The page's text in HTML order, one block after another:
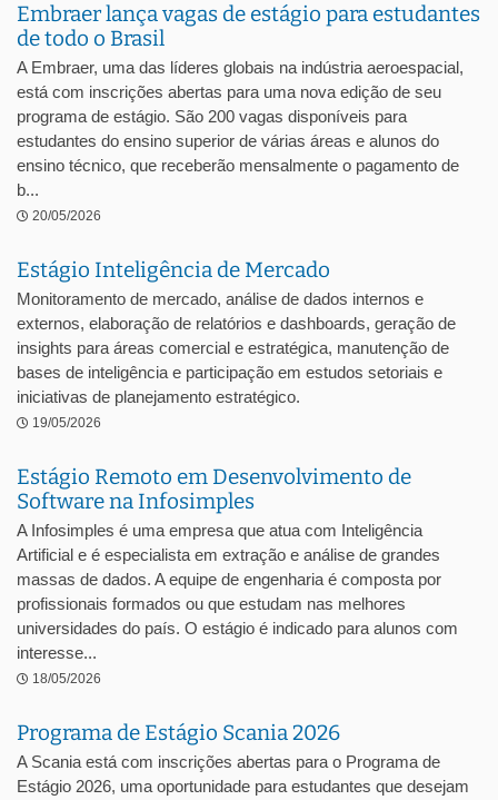
Embraer lança vagas de estágio para estudantes
de todo o Brasil
A Embraer, uma das líderes globais na indústria aeroespacial,
está com inscrições abertas para uma nova edição de seu
programa de estágio. São 200 vagas disponíveis para
estudantes do ensino superior de várias áreas e alunos do
ensino técnico, que receberão mensalmente o pagamento de
b...
20/05/2026
Estágio Inteligência de Mercado
Monitoramento de mercado, análise de dados internos e
externos, elaboração de relatórios e dashboards, geração de
insights para áreas comercial e estratégica, manutenção de
bases de inteligência e participação em estudos setoriais e
iniciativas de planejamento estratégico.
19/05/2026
Estágio Remoto em Desenvolvimento de
Software na Infosimples
A Infosimples é uma empresa que atua com Inteligência
Artificial e é especialista em extração e análise de grandes
massas de dados. A equipe de engenharia é composta por
profissionais formados ou que estudam nas melhores
universidades do país. O estágio é indicado para alunos com
interesse...
18/05/2026
Programa de Estágio Scania 2026
A Scania está com inscrições abertas para o Programa de
Estágio 2026, uma oportunidade para estudantes que desejam